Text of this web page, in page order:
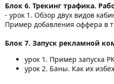
Блок 6. Трекинг трафика.
- урок 1. Обзор двух видов
Пример добавления оффера в
Блок 7. Запуск рекламной
урок 1. Пример запуска
урок 2. Баны. Как их